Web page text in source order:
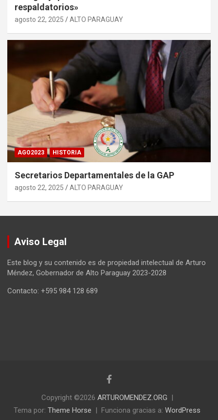
respaldatorios»
agosto 22, 2025 ALTO PARAGUAY
AGO2023 HISTORIA
Secretarios Departamentales de la GAP
agosto 22, 2025 ALTO PARAGUAY
Aviso Legal
Este blog y su contenido es de propiedad intelectual de Arturo
Méndez, Gobernador de Alto Paraguay 2023-2028
Contacto: +595 984 128 689
Copyright ©2026 ARTUROMENDEZ.ORG
Tema por: Theme Horse Funciona gracias a: WordPress